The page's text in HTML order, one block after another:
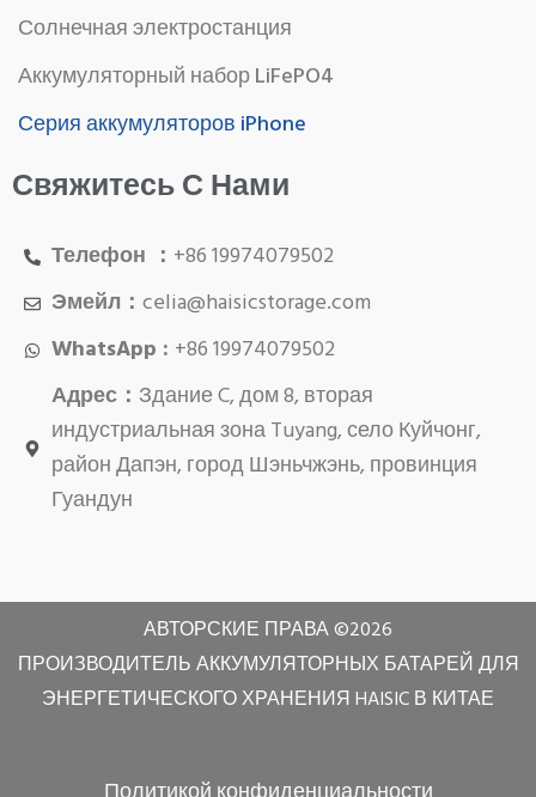
Солнечная электростанция
Аккумуляторный набор LiFePO4
Серия аккумуляторов iPhone
Свяжитесь С Нами
Телефон ： +86 19974079502
Эмейл： celia@haisicstorage.com
WhatsApp : +86 19974079502
Адрес： Здание C, дом 8, вторая
индустриальная зона Tuyang, село Куйчонг,
район Дапэн, город Шэньчжэнь, провинция
Гуандун
АВТОРСКИЕ ПРАВА ©2026
ПРОИЗВОДИТЕЛЬ АККУМУЛЯТОРНЫХ БАТАРЕЙ ДЛЯ
ЭНЕРГЕТИЧЕСКОГО ХРАНЕНИЯ HAISIC В КИТАЕ